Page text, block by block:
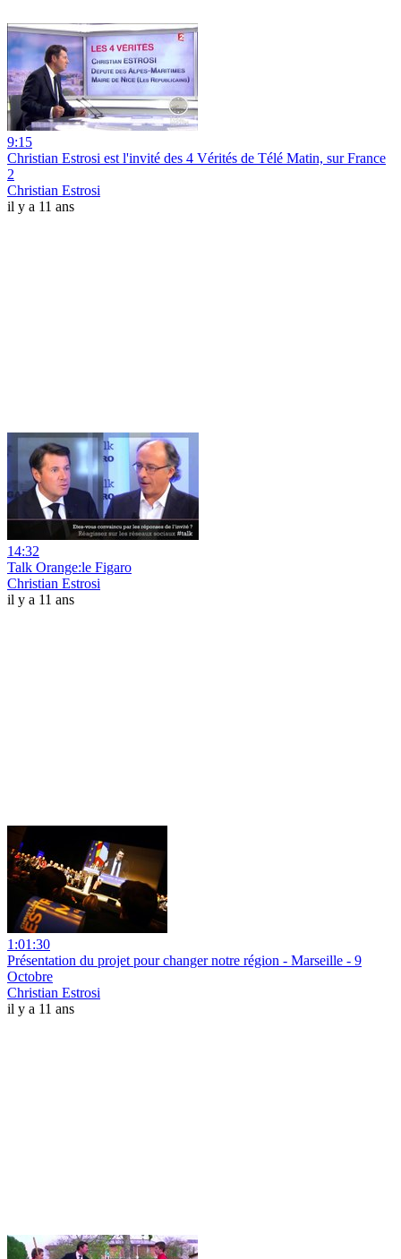
9:15
Christian Estrosi est l'invité des 4 Vérités de Télé Matin, sur France
2
Christian Estrosi
il y a 11 ans
14:32
Talk Orange:le Figaro
Christian Estrosi
il y a 11 ans
1:01:30
Présentation du projet pour changer notre région - Marseille - 9
Octobre
Christian Estrosi
il y a 11 ans